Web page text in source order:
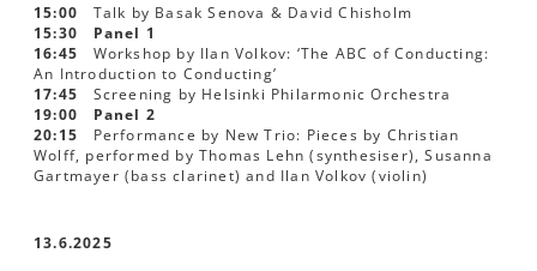
15:00 Talk by Basak Senova & David Chisholm
15:30
Panel 1
16:45 Workshop by Ilan Volkov: ‘The ABC of Conducting:
An Introduction to Conducting’
17:45 Screening by Helsinki Philarmonic Orchestra
19:00
Panel 2
20:15 Performance by New Trio: Pieces by Christian
Wolff, performed by Thomas Lehn (synthesiser), Susanna
Gartmayer (bass clarinet) and Ilan Volkov (violin)
13.6.2025